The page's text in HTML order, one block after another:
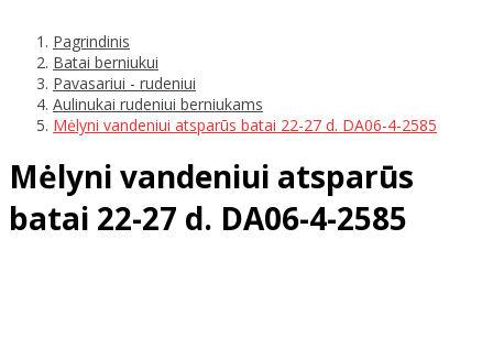
Pagrindinis
Batai berniukui
Pavasariui - rudeniui
Aulinukai rudeniui berniukams
Mėlyni vandeniui atsparūs batai 22-27 d. DA06-4-2585
Mėlyni vandeniui atsparūs
batai 22-27 d. DA06-4-2585